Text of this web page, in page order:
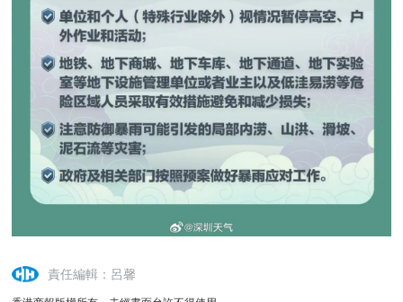
責任編輯：呂馨